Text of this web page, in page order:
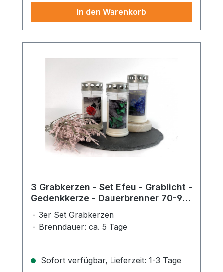
In den Warenkorb
3 Grabkerzen - Set Efeu - Grablicht -
Gedenkkerze - Dauerbrenner 70-90
3er Set Grabkerzen
Brenndauer: ca. 5 Tage
Sofort verfügbar, Lieferzeit: 1-3 Tage